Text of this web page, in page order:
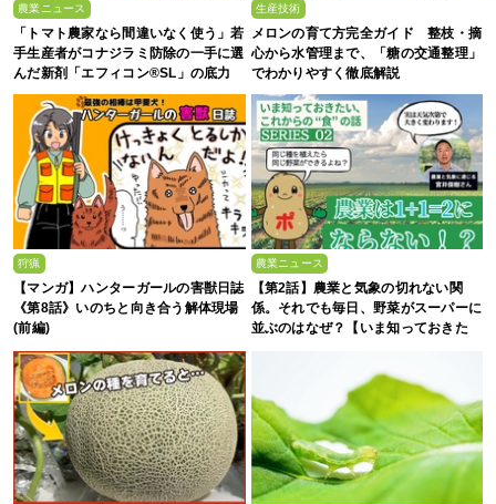
農業ニュース
「トマト農家なら間違いなく使う」若
手生産者がコナジラミ防除の一手に選
んだ新剤「エフィコン®SL」の底力
生産技術
メロンの育て方完全ガイド 整枝・摘
心から水管理まで、「糖の交通整理」
でわかりやすく徹底解説
狩猟
【マンガ】ハンターガールの害獣日誌
《第8話》いのちと向き合う解体現場
(前編)
農業ニュース
【第2話】農業と気象の切れない関
係。それでも毎日、野菜がスーパーに
並ぶのはなぜ？【いま知っておきた